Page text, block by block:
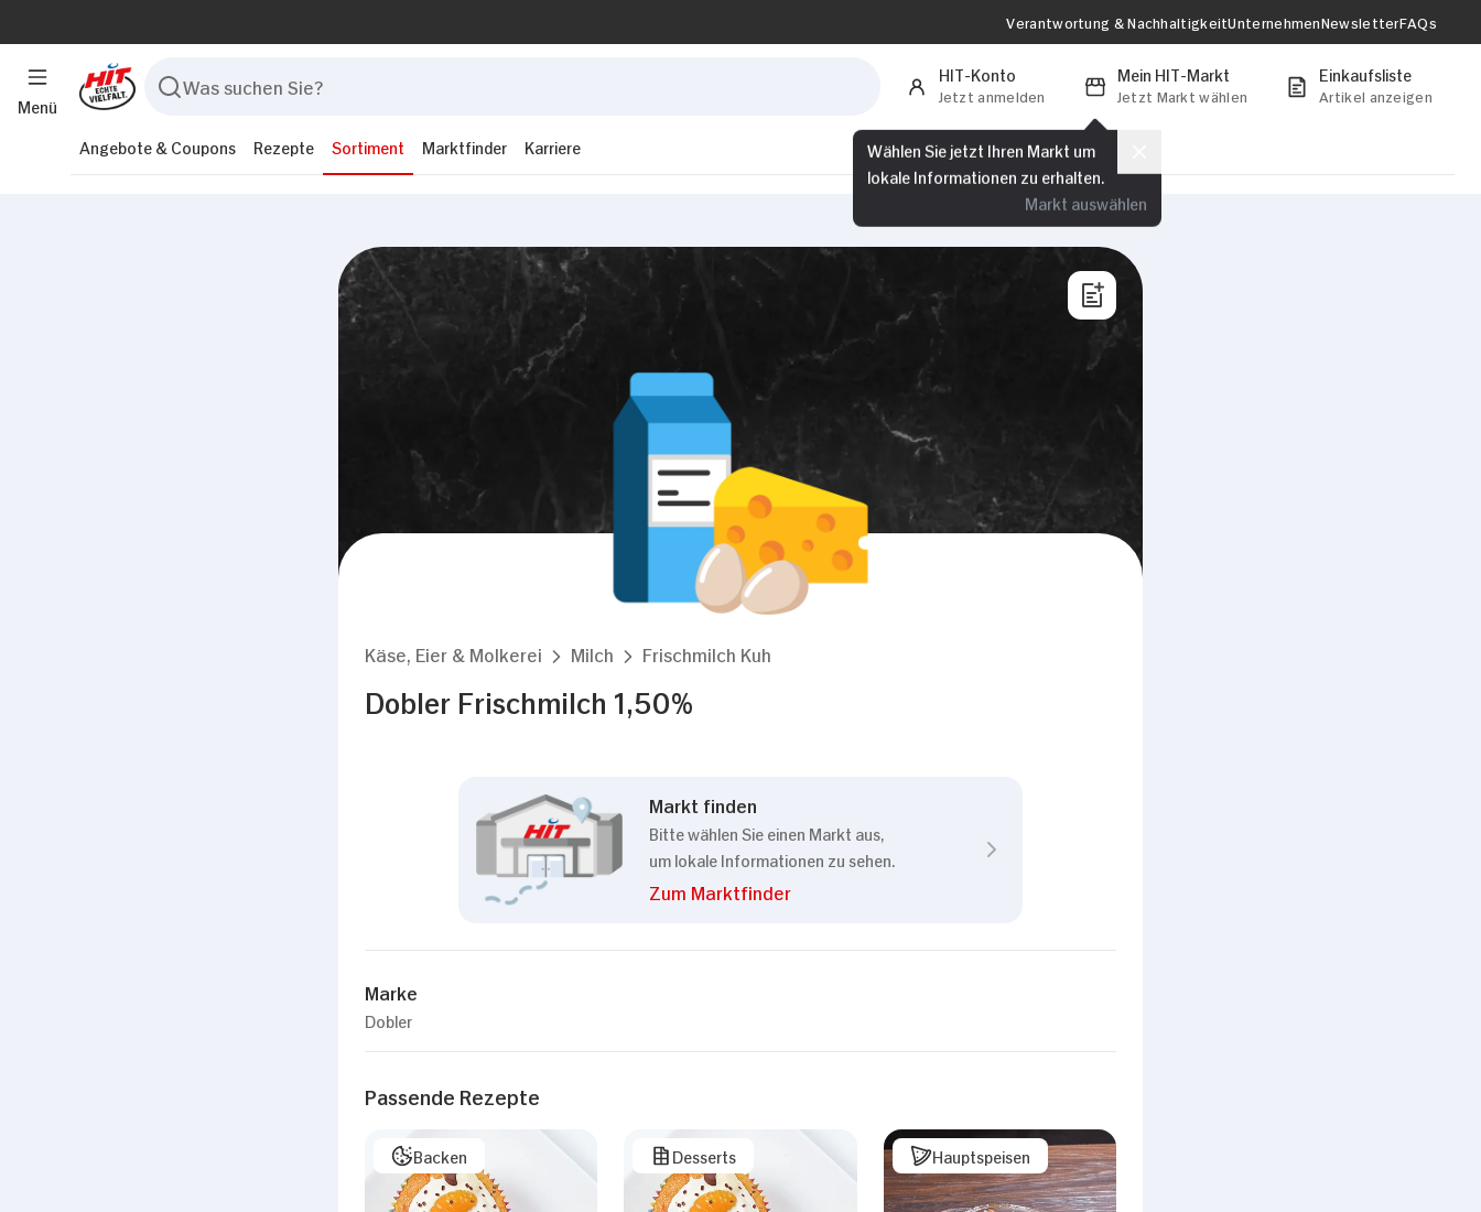
Menü
Verantwortung & NachhaltigkeitUnternehmenNewsletterFAQs
HIT-Konto
Jetzt anmelden
Mein HIT-Markt
Jetzt Markt wählen
Wählen Sie jetzt Ihren Markt um
lokale Informationen zu erhalten.
Markt auswählen
Einkaufsliste
Artikel anzeigen
Angebote & Coupons Rezepte Sortiment Marktfinder Karriere
Käse, Eier & Molkerei Milch Frischmilch Kuh
Dobler Frischmilch 1,50%
Markt finden
Bitte wählen Sie einen Markt aus,
um lokale Informationen zu sehen.
Zum Marktfinder
Marke
Dobler
Passende Rezepte
Backen Desserts Hauptspeisen